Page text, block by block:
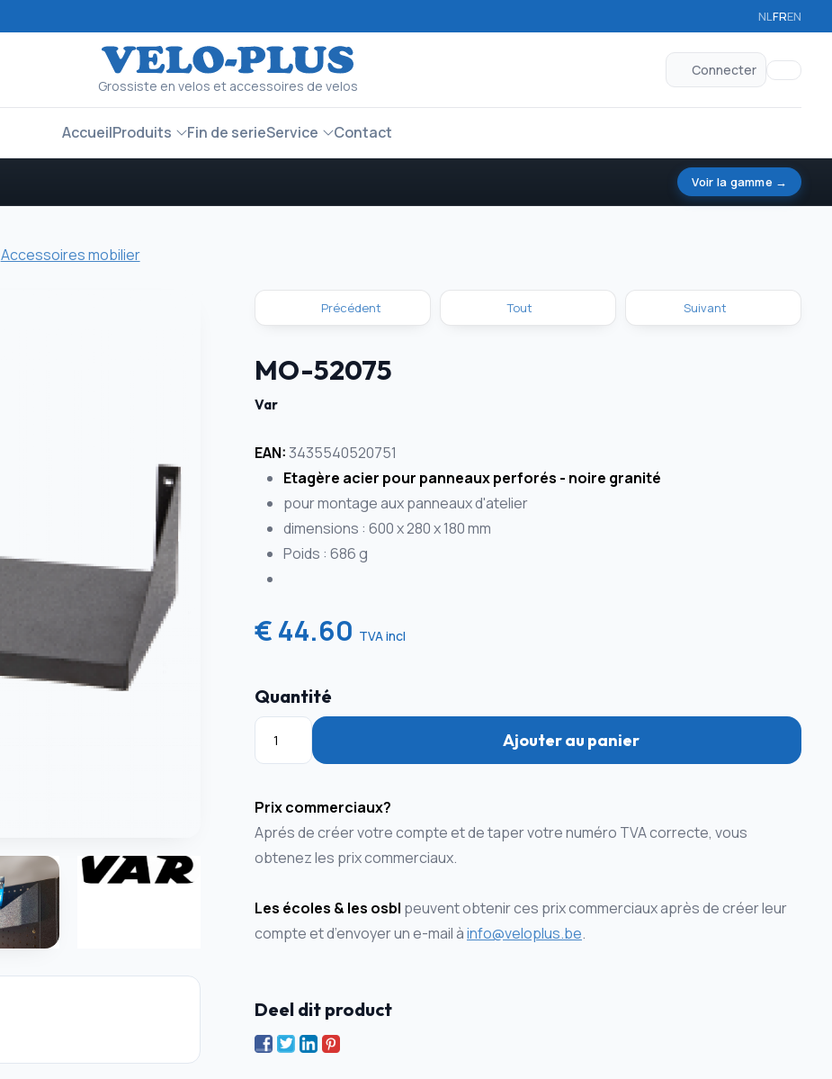
NLFREN
Grossiste en velos et accessoires de velos
Connecter
AccueilProduits Fin de serieService Contact
Voir la gamme →
Accessoires mobilier
Précédent Tout Suivant
MO-52075
Var
EAN:3435540520751
Etagère acier pour panneaux perforés - noire granité
pour montage aux panneaux d'atelier
dimensions : 600 x 280 x 180 mm
Poids : 686 g
€ 44.60 TVA incl
Quantité
Ajouter au panier
Prix commerciaux?
Aprés de créer votre compte et de taper votre numéro TVA correcte, vous
obtenez les prix commerciaux.
Les écoles & les osbl peuvent obtenir ces prix commerciaux après de créer leur
compte et d’envoyer un e-mail àinfo@veloplus.be.
Deel dit product